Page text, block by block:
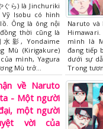
ぐら) là Jinchuriki
Vỹ Isobu có hình
Ông là ông nội
thời cũng là
影, Yondaime
Mù (Kirigakure)
mình, Yagura
Mù trở…
Naruto và
mình là
đang tiếp
dưới sự
Trong
về Naruto
- Một người
một người
vời của